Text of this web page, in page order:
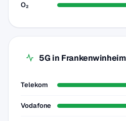
O₂
5G in Frankenwinheim
Telekom
Vodafone